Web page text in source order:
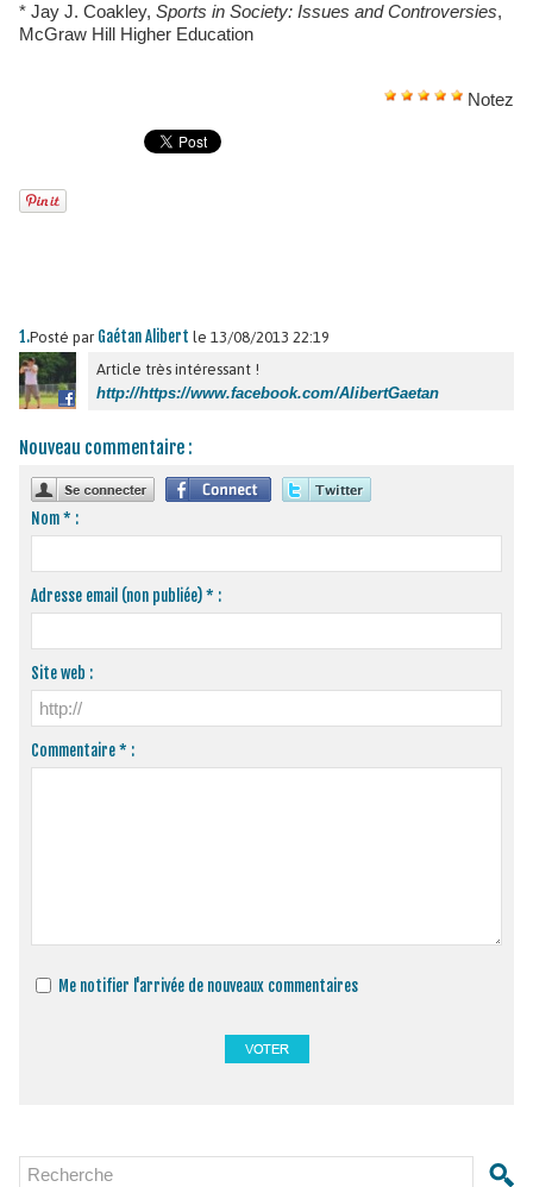
* Jay J. Coakley, Sports in Society: Issues and Controversies,
McGraw Hill Higher Education
Notez
1.Posté par Gaétan Alibert le 13/08/2013 22:19
Article très intéressant !
http://https://www.facebook.com/AlibertGaetan
Nouveau commentaire :
Nom * :
Adresse email (non publiée) * :
Site web :
Commentaire * :
Me notifier l'arrivée de nouveaux commentaires